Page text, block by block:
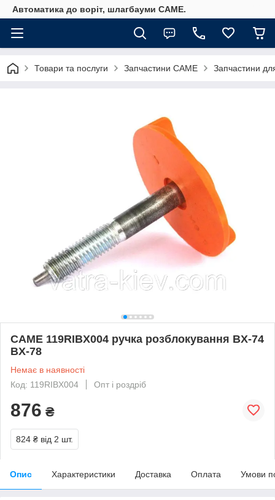
Автоматика до воріт, шлагбауми CAME.
Товари та послуги Запчастини CAME Запчастини
CAME 119RIBX004 ручка розблокування BX-74
BX-78
Немає в наявності
Код: 119RIBX004
Опт і роздріб
876 ₴
824 ₴ від 2 шт.
Опис Характеристики Доставка Оплата Умови